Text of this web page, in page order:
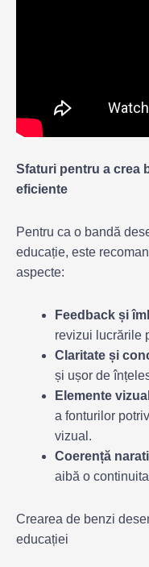
Sfaturi pentru a crea
eficiente
Pentru ca o bandă
educație, este
aspecte:
Feedback și
revizui lucrările
Claritate și
și ușor de
Elemente
a fonturilor
vizual.
Coerență
aibă o
Crearea de benzi
educației